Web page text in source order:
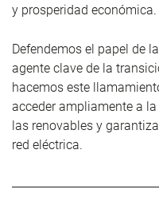
y prosperidad económica.
Defendemos el papel de
agente clave de la
hacemos este
acceder ampliamente a
las renovables y
red eléctrica.